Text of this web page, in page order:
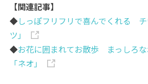
【関連記事】
◆しっぽフリフリで喜んでくれる
ツ」
◆お花に囲まれてお散歩 まっしろ
「ネオ」